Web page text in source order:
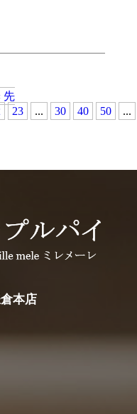
先
23 ... 30 40 50
...
本店